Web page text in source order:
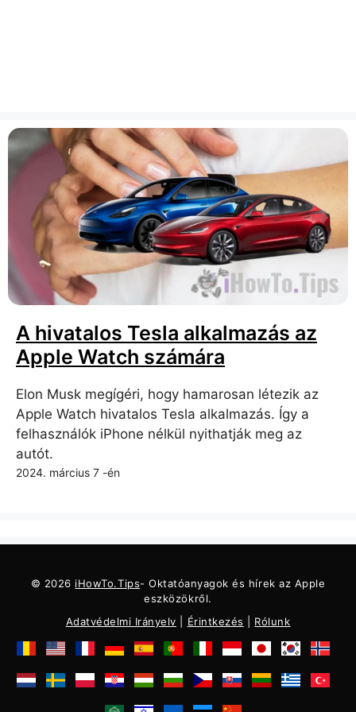
A hivatalos Tesla alkalmazás az
Apple Watch számára
Elon Musk megígéri, hogy hamarosan létezik az
Apple Watch hivatalos Tesla alkalmazás. Így a
felhasználók iPhone nélkül nyithatják meg az
autót.
2024. március 7 -én
© 2026 iHowTo.Tips- Oktatóanyagok és hírek az Apple
eszközökről.
Adatvédelmi Irányelv
Érintkezés Rólunk